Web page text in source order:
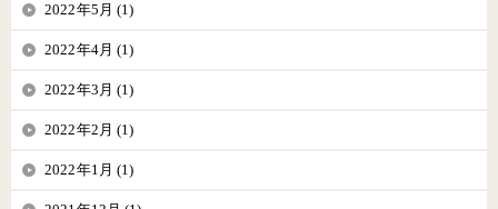
2022年5月 (1)
2022年4月 (1)
2022年3月 (1)
2022年2月 (1)
2022年1月 (1)